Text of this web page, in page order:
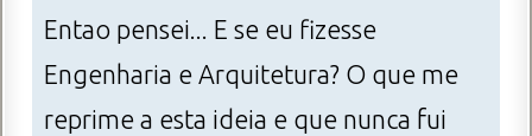
Entao pensei... E se eu fizesse
Engenharia e Arquitetura? O que me
reprime a esta ideia e que nunca fui